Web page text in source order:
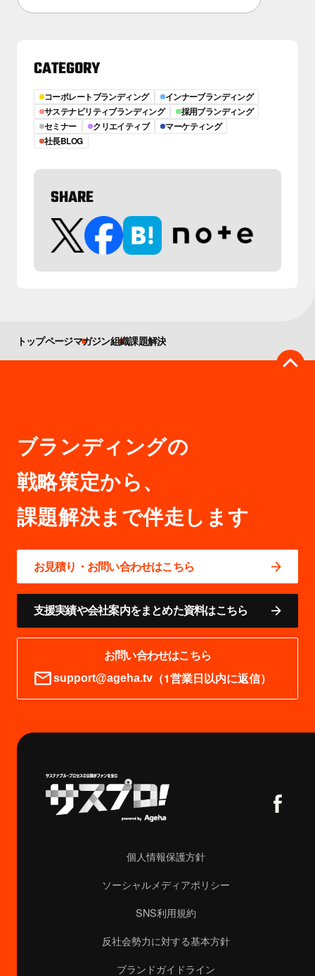
CATEGORY
コーポレートブランディング
インナーブランディング
サステナビリティブランディング
採用ブランディング
セミナー
クリエイティブ
マーケティング
社長BLOG
SHARE
トップページマガジン組織課題解決
ブランディングの
戦略策定から、
お見積り・お問い合わせはこちら
支援実績や会社案内をまとめた資料はこちら
お問い合わせはこちら
support@ageha.tv（1営業日以内に返信）
個人情報保護方針
ソーシャルメディアポリシー
SNS利用規約
反社会勢力に対する基本方針
ブランドガイドライン